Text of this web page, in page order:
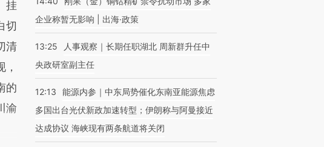
挂
切
清
的
渝
企业称暂无影响 | 出海·政策
13:25
人事观察｜长期任职湖北 周新群升任中
央政研室副主任
12:13
能源内参｜中东局势催化东南亚能源焦虑
多国出台光伏新政加速转型；伊朗称与阿曼接近
达成协议 海峡现有两条航道将关闭